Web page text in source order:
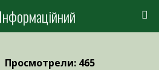
Просмотрели: 465